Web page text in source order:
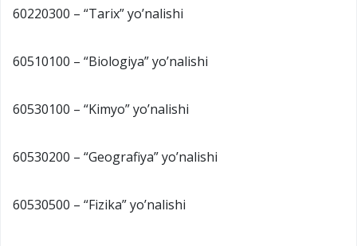
60220300 – “Tarix” yo’nalishi
60510100 – “Biologiya” yo’nalishi
60530100 – “Kimyo” yo’nalishi
60530200 – “Geografiya” yo’nalishi
60530500 – “Fizika” yo’nalishi